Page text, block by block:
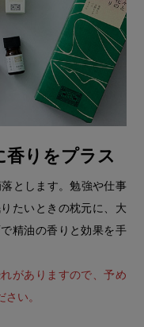
りをプラス
とします。勉強や仕事
たいときの枕元に、大
精油の香りと効果を手
がありますので、予め
い。